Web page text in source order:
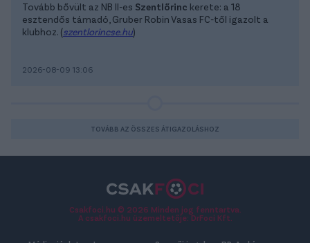
Tovább bővült az NB II-es Szentlőrinc kerete: a 18
esztendős támadó, Gruber Robin Vasas FC-től igazolt a
klubhoz. (szentlorincse.hu)
2026-08-09 13:06
TOVÁBB AZ ÖSSZES ÁTIGAZOLÁSHOZ
Csakfoci.hu © 2026 Minden jog fenntartva.
A csakfoci.hu üzemeltetője: DrFoci Kft.